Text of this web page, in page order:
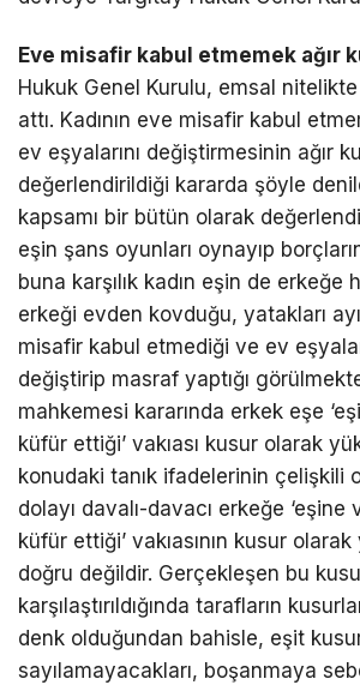
Eve misafir kabul etmemek ağır
Hukuk Genel Kurulu, emsal
attı. Kadının eve misafir kabul
ev eşyalarını değiştirmesinin ağır
değerlendirildiği kararda şöyle
kapsamı bir bütün olarak
eşin şans oyunları oynayıp
buna karşılık kadın eşin de erkeğe
erkeği evden kovduğu, yatakları
misafir kabul etmediği ve ev
değiştirip masraf yaptığı
mahkemesi kararında erkek eşe
küfür ettiği’ vakıası kusur olarak
konudaki tanık ifadelerinin çelişkili
dolayı davalı-davacı erkeğe
küfür ettiği’ vakıasının kusur
doğru değildir. Gerçekleşen bu
karşılaştırıldığında tarafların
denk olduğundan bahisle, eşit
sayılamayacakları, boşanmaya